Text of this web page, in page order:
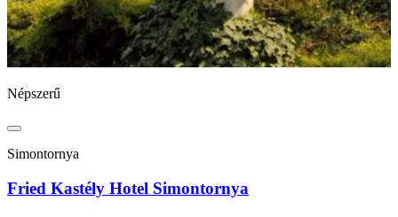
Népszerű
Simontornya
Fried Kastély Hotel Simontornya